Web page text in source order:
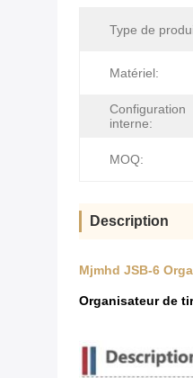
Type de
Matériel:
Configuration
interne:
MOQ:
Description
Mjmhd JSB-6
Organisateur de